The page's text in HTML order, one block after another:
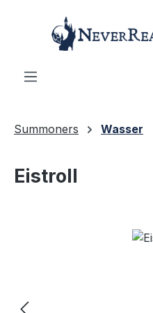
Zum Hauptinhalt springen
Summoners Wasser
Eistroll
Bildergalerie überspringen